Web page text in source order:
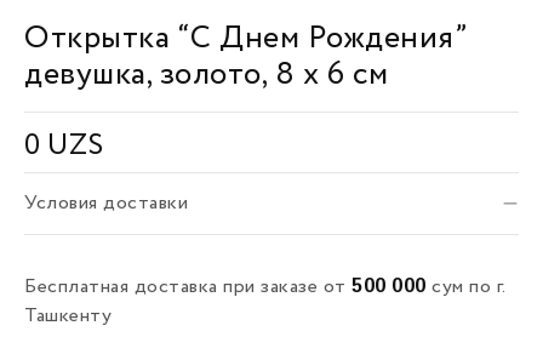
Открытка “С Днем Рождения”
девушка, золото, 8 x 6 см
0 UZS
Условия доставки
Бесплатная доставка при заказе от 500 000 сум по г.
Ташкенту